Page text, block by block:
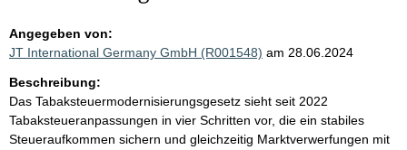
Angegeben von:
JT International Germany GmbH (R001548) am 28.06.2024
Beschreibung:
Das Tabaksteuermodernisierungsgesetz sieht seit 2022
Tabaksteueranpassungen in vier Schritten vor, die ein stabiles
Steueraufkommen sichern und gleichzeitig Marktverwerfungen mit